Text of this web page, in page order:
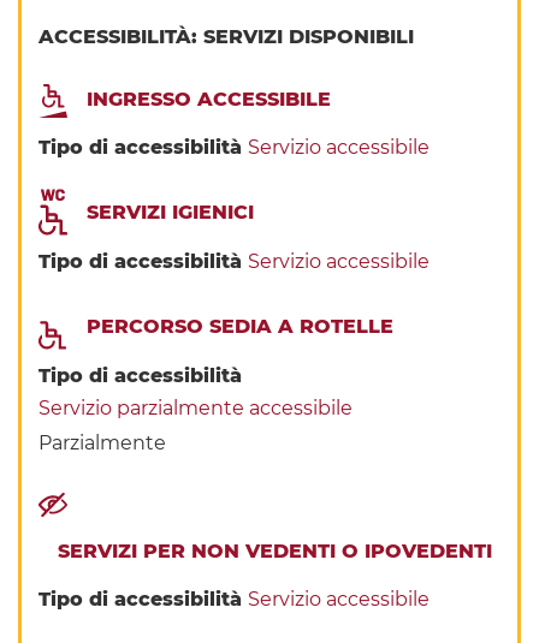
ACCESSIBILITÀ: SERVIZI DISPONIBILI
INGRESSO ACCESSIBILE
Tipo di accessibilità Servizio accessibile
SERVIZI IGIENICI
Tipo di accessibilità Servizio accessibile
PERCORSO SEDIA A ROTELLE
Tipo di accessibilità
Servizio parzialmente accessibile
Parzialmente
SERVIZI PER NON VEDENTI O IPOVEDENTI
Tipo di accessibilità Servizio accessibile